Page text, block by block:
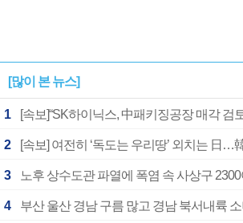
[많이 본 뉴스]
1 [속보]“SK하이닉스, 中패키징공장 매각 검
2
3 노후 상수도관 파열에 폭염 속 사상구
4